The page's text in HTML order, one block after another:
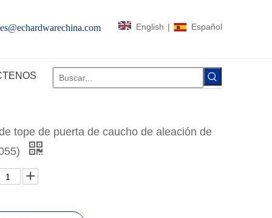
English | Español
tope de puerta de caucho de aleación de